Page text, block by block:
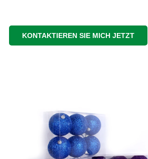
KONTAKTIEREN SIE MICH JETZT